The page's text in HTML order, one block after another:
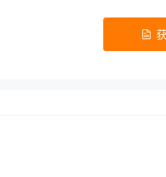
地方发展评估 区